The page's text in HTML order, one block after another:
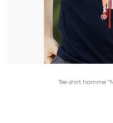
Tee shirt homme